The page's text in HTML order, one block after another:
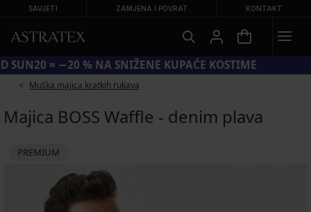
SAVJETI ZAMJENA I POVRAT KONTAKT
KOD SUN20 = −20 % NA SNIŽENE KUPAĆE KOSTIME
Muška majica kratkih rukava
Majica BOSS Waffle - denim plava
PREMIUM